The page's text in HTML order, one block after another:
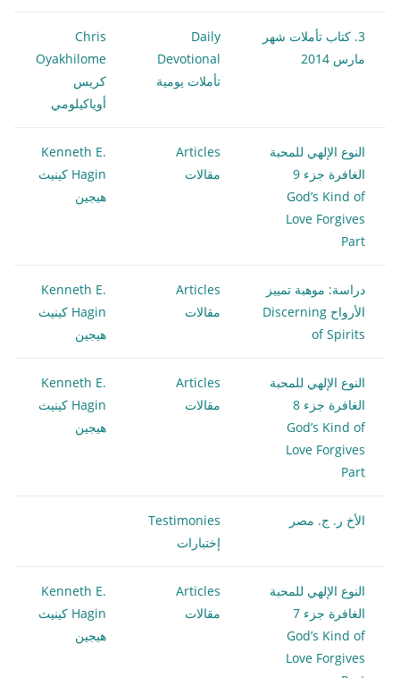
3. كتاب تأملات شهر
مارس 2014
Daily
Devotional
تأملات يومية
Chris
Oyakhilome
كريس
أوياكيلومي
النوع الإلهي للمحبة
الغافرة جزء 9
God’s Kind of
Love Forgives
Part
Articles
مقالات
Kenneth E.
Hagin كينيث
هيجين
دراسة: موهبة تمييز
الأرواح Discerning
of Spirits
Articles
مقالات
Kenneth E.
Hagin كينيث
هيجين
النوع الإلهي للمحبة
الغافرة جزء 8
God’s Kind of
Love Forgives
Part
Articles
مقالات
Kenneth E.
Hagin كينيث
هيجين
الأخ ر. ج. مصر
Testimonies
إختبارات
النوع الإلهي للمحبة
الغافرة جزء 7
God’s Kind of
Love Forgives
Articles
مقالات
Kenneth E.
Hagin كينيث
هيجين